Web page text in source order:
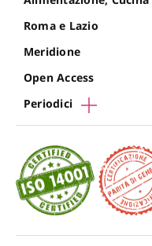
Roma e Lazio
Meridione
Open Access
Periodici